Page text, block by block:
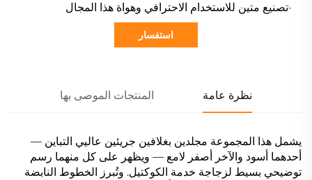
·تصنيع متين للاستخدام الاحترافي وهواة هذا المجال
استفسار
نظرة عامة المنتجات الموصى بها
يشمل هذا المجموعة مجلدين بغلافين جريئين عاليي التباين —
أحدهما أسود والآخر أصفر لامع — ويظهر على كل منهما رسم
توضيحي بسيط لزجاجة خدمة الكوكتيل. وتُبرز الخطوط النابضة